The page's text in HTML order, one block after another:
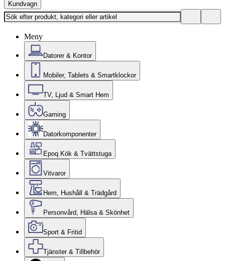
Kundvagn
Meny
Datorer & Kontor
Mobiler, Tablets & Smartklockor
TV, Ljud & Smart Hem
Gaming
Datorkomponenter
Epoq Kök & Tvättstuga
Vitvaror
Hem, Hushåll & Trädgård
Personvård, Hälsa & Skönhet
Sport & Fritid
Tjänster & Tillbehör